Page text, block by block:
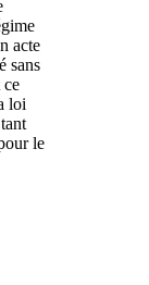
acte
sans
ce
loi
le